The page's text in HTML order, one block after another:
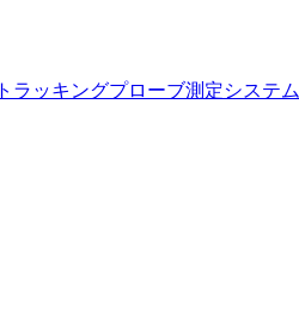
トラッキングプローブ測定システム